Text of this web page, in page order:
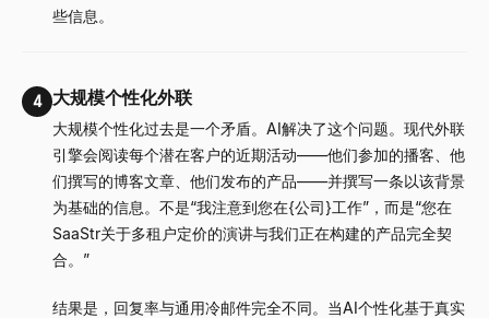
些信息。
4 大规模个性化外联
大规模个性化过去是一个矛盾。AI解决了这个问题。现代外联
引擎会阅读每个潜在客户的近期活动——他们参加的播客、他
们撰写的博客文章、他们发布的产品——并撰写一条以该背景
为基础的信息。不是“我注意到您在{公司}工作”，而是“您在
SaaStr关于多租户定价的演讲与我们正在构建的产品完全契
合。”
结果是，回复率与通用冷邮件完全不同。当AI个性化基于真实